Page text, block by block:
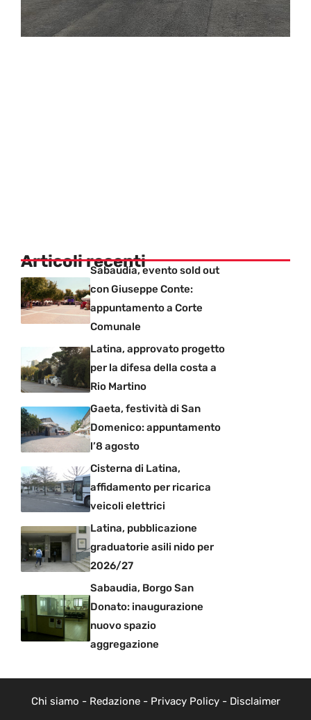
Articoli recentiSabaudia, evento sold out
con Giuseppe Conte:
appuntamento a Corte
Comunale
Latina, approvato progetto
per la difesa della costa a
Rio Martino
Gaeta, festività di San
Domenico: appuntamento
l’8 agosto
Cisterna di Latina,
affidamento per ricarica
veicoli elettrici
Latina, pubblicazione
graduatorie asili nido per
2026/27
Sabaudia, Borgo San
Donato: inaugurazione
nuovo spazio
aggregazione
Chi siamo - Redazione- Privacy Policy- Disclaimer